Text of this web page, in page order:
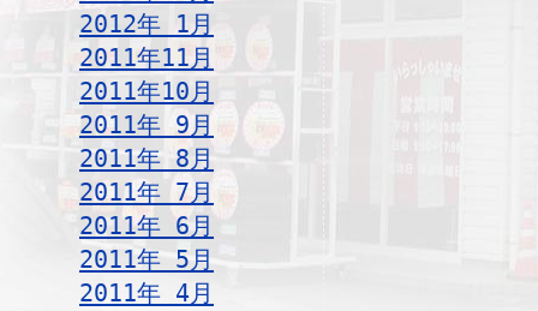
2012年 1月
2011年11月
2011年10月
2011年 9月
2011年 8月
2011年 7月
2011年 6月
2011年 5月
2011年 4月